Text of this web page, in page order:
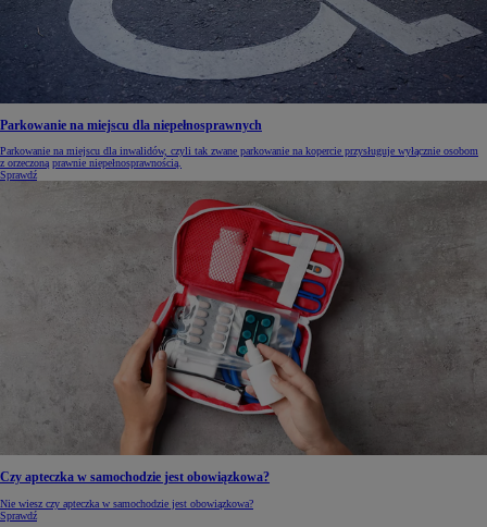
Parkowanie na miejscu dla niepełnosprawnych
Parkowanie na miejscu dla inwalidów, czyli tak zwane parkowanie na kopercie przysługuje wyłącznie osobom
z orzeczoną prawnie niepełnosprawnością.
Sprawdź
Czy apteczka w samochodzie jest obowiązkowa?
Nie wiesz czy apteczka w samochodzie jest obowiązkowa?
Sprawdź